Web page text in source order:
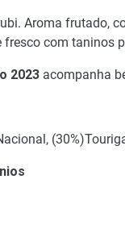
Aroma frutado,
fresco com taninos
2023 acompanha